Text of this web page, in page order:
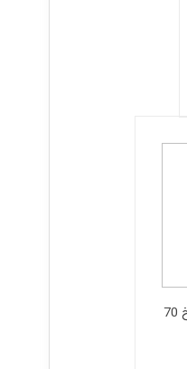
چکش سبوس خردکن دوسوراخ 70